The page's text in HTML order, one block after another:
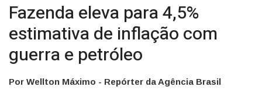
Fazenda eleva para 4,5%
estimativa de inflação com
guerra e petróleo
Por Wellton Máximo - Repórter da Agência Brasil